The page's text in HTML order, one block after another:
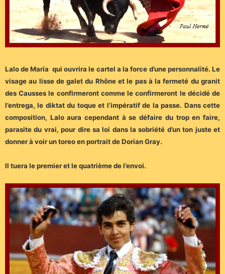
Lalo de María qui ouvrira le cartel a la force d’une personnalité. Le
visage au lisse de galet du Rhône et le pas à la fermeté du granit
des Causses le confirmeront comme le confirmeront le décidé de
l’entrega, le diktat du toque et l’impératif de la passe. Dans cette
composition, Lalo aura cependant à se défaire du trop en faire,
parasite du vrai, pour dire sa loi dans la sobriété d’un ton juste et
donner à voir un toreo en portrait de Dorian Gray.
Il tuera le premier et le quatrième de l’envoi.